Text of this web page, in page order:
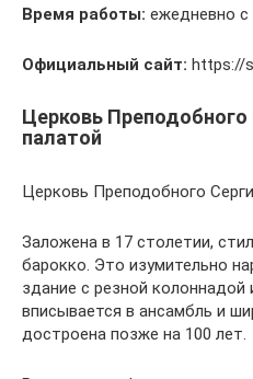
Время работы: ежедневно с
Официальный сайт: https://
Церковь Преподобного
палатой
Церковь Преподобного
Заложена в 17 столетии,
барокко. Это изумительно
здание с резной
вписывается в ансамбль и
достроена позже на 100 лет.